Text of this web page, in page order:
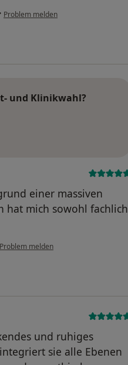
• Problem melden
und Klinikwahl?
einer massiven
hat mich sowohl fachlich
Problem melden
und ruhiges
sie alle Ebenen